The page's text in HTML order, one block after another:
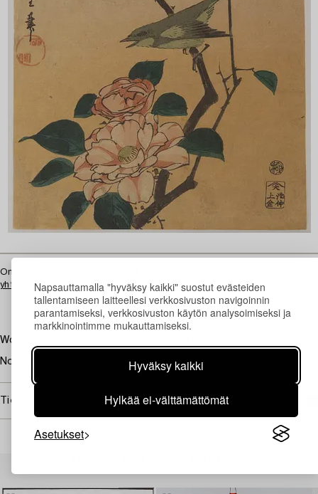
Napsauttamalla "hyväksy kaikki" suostut evästeiden
tallentamiseen laitteellesi verkkosivuston navigoinnin
parantamiseksi, verkkosivuston käytön analysoimiseksi ja
markkinointimme mukauttamiseksi.
Hyväksy kaikki
Hylkää ei-välttämättömät
Asetukset
Onko sinulla vastaava esine jonka haluat arvioituttaa?
yhteyttä
Woodblock print. Sheet size 36.7 x 19.6 cm.
Not framed. Yellowed. Tear in the left margin. Trimmed.
Tietoa ostamisesta